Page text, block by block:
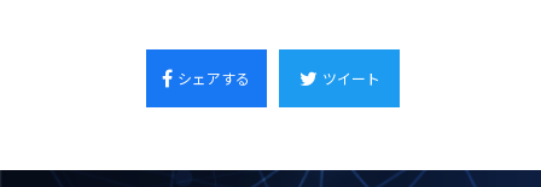
シェアする ツイート